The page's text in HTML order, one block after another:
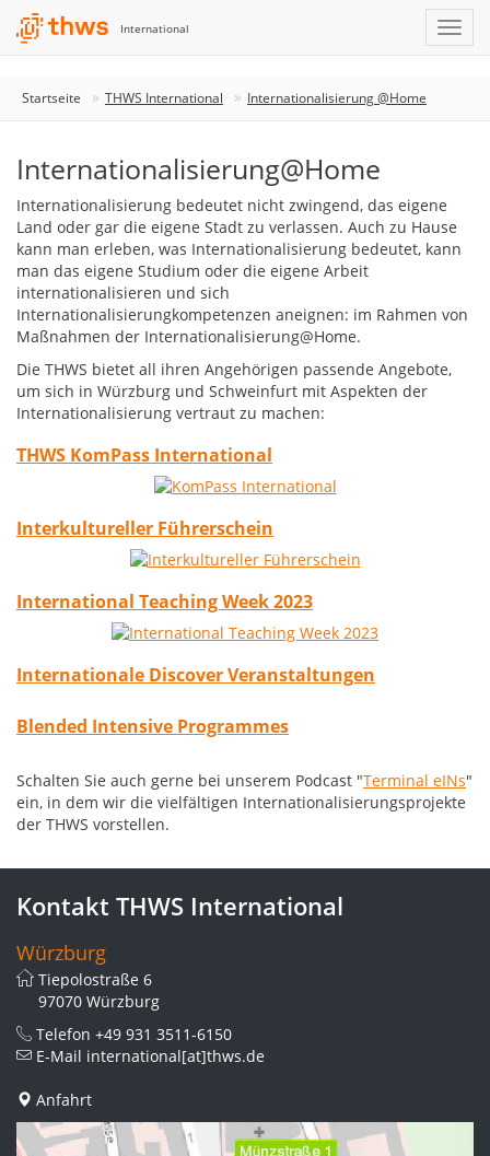
International
Startseite THWS International Internationalisierung @Home
Internationalisierung@Home
Internationalisierung bedeutet nicht zwingend, das eigene
Land oder gar die eigene Stadt zu verlassen. Auch zu Hause
kann man erleben, was Internationalisierung bedeutet, kann
man das eigene Studium oder die eigene Arbeit
internationalisieren und sich
Internationalisierungkompetenzen aneignen: im Rahmen von
Maßnahmen der Internationalisierung@Home.
Die THWS bietet all ihren Angehörigen passende Angebote,
um sich in Würzburg und Schweinfurt mit Aspekten der
Internationalisierung vertraut zu machen:
THWS KomPass International
Interkultureller Führerschein
International Teaching Week 2023
Internationale Discover Veranstaltungen
Blended Intensive Programmes
Schalten Sie auch gerne bei unserem Podcast "Terminal eINs"
ein, in dem wir die vielfältigen Internationalisierungsprojekte
der THWS vorstellen.
Kontakt THWS International
Würzburg
Tiepolostraße 6
97070 Würzburg
Telefon +49 931 3511-6150
E-Mail international[at]thws.de
Anfahrt